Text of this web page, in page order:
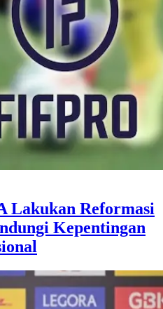
Lakukan Reformasi
Kepentingan